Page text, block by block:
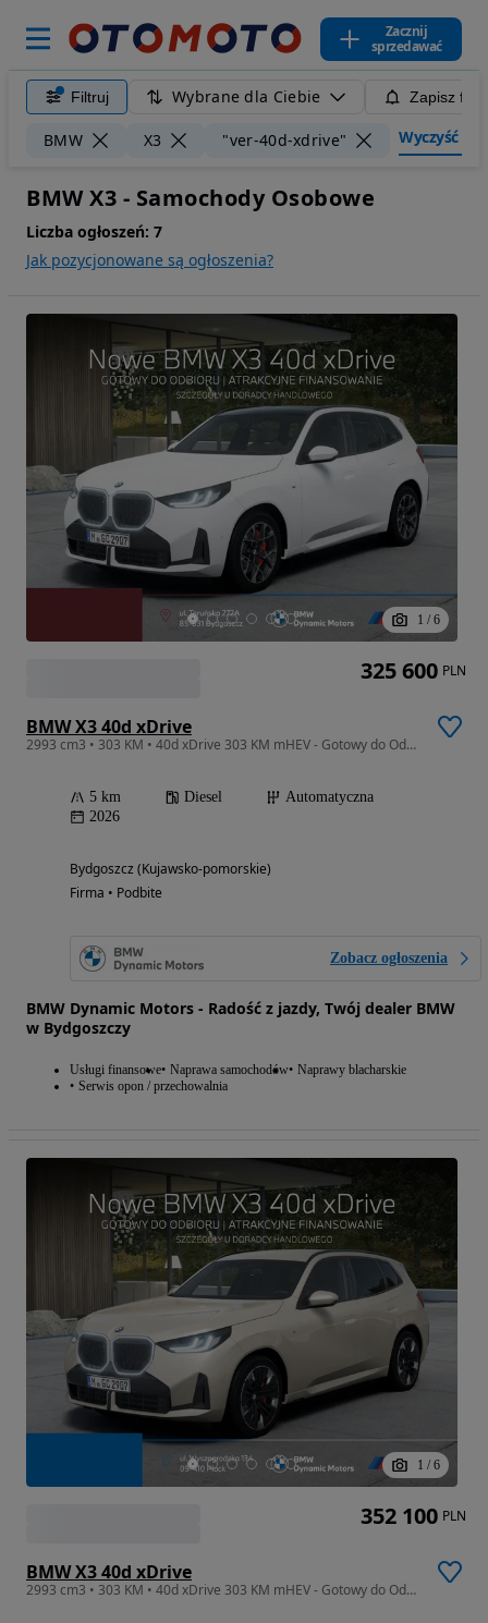
Zacznij
sprzedawać
Filtruj Wybrane dla Ciebie Zapisz
BMW X3 "ver-40d-xdrive" Wyczyść
BMW X3 - Samochody Osobowe
Liczba ogłoszeń: 7
Jak pozycjonowane są ogłoszenia?
1 / 6
BMW X3 40d xDrive
2993 cm3 • 303 KM • 40d xDrive 303 KM mHEV - Gotowy do Odbioru - Pakiet M Pro - Kamera 360
5 km Diesel
Automatyczna
2026
Bydgoszcz (Kujawsko-pomorskie)
Firma • Podbite
Zobacz ogłoszenia
BMW Dynamic Motors - Radość z jazdy, Twój dealer BMW
w Bydgoszczy
Usługi finansowe Naprawa samochodów Naprawy blacharskie
Serwis opon / przechowalnia
325 600 PLN
1 / 6
BMW X3 40d xDrive
2993 cm3 • 303 KM • 40d xDrive 303 KM mHEV - Gotowy do Odbioru - Pakiet M Pro - Kamera 360
352 100 PLN